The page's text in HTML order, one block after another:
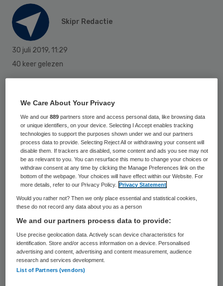
Skipr Redactie
30 juli 2019, 11:29
40 keer gelezen
1 augustus via de GGD beperkt beschikbaar
is, blijft de medicatie via de apotheek voor
iedereen toegankelijk. Binnenkort start een
vijf jaar durende pilot die in beeld moet
brengen wat het effect van PrEP is
geweest op de hiv-incidentie en de soa-
prevalentie.
Binnen de pilotperiode mogen GGD’en PrEP-
medicatie uitgeven aan mensen met een
verhoogd risico op hiv. Het gaat naar
schatting om 6.500 mensen. Apotheken
We Care About Your Privacy
We and our889 partners store and access personal data, like browsing data
or unique identifiers, on your device. Selecting I Accept enables tracking
technologies to support the purposes shown under we and our partners
process data to provide. Selecting Reject All or withdrawing your consent will
disable them. If trackers are disabled, some content and ads you see may not
be as relevant to you. You can resurface this menu to change your choices or
withdraw consent at any time by clicking the Manage Preferences link on the
bottom of the webpage. Your choices will have effect within our Website. For
more details, refer to our Privacy Policy.
Privacy Statement
Would you rather not? Then we only place essential and statistical cookies,
these do not record any data about you as a person
We and our partners process data to provide:
Use precise geolocation data. Actively scan device characteristics for
identification. Store and/or access information on a device. Personalised
advertising and content, advertising and content measurement, audience
research and services development.
List of Partners (vendors)